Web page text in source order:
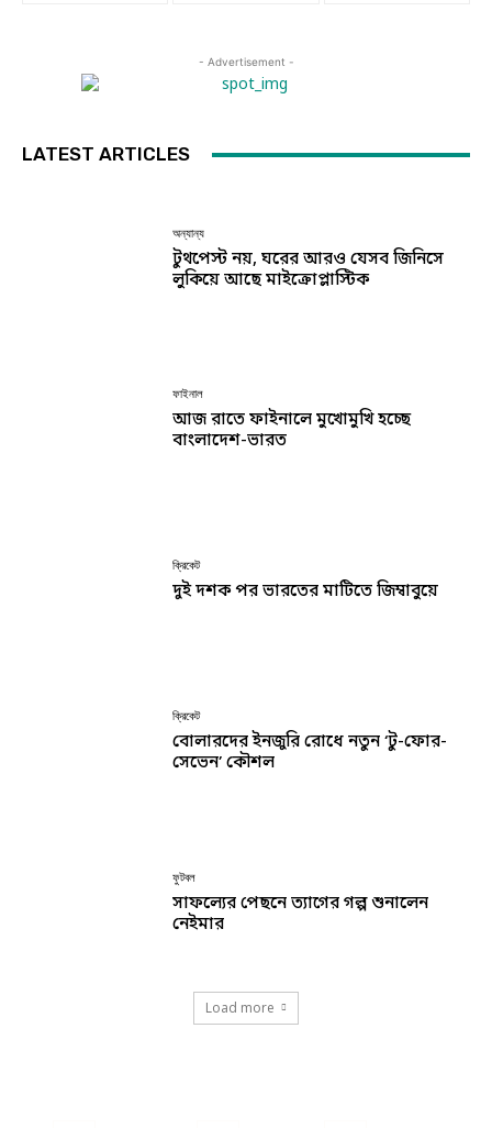
- Advertisement -
LATEST ARTICLES
অন্যান্য
টুথপেস্ট নয়, ঘরের আরও যেসব জিনিসে
লুকিয়ে আছে মাইক্রোপ্লাস্টিক
ফাইনাল
আজ রাতে ফাইনালে মুখোমুখি হচ্ছে
বাংলাদেশ-ভারত
ক্রিকেট
দুই দশক পর ভারতের মাটিতে জিম্বাবুয়ে
ক্রিকেট
বোলারদের ইনজুরি রোধে নতুন ‘টু-ফোর-
সেভেন’ কৌশল
ফুটবল
সাফল্যের পেছনে ত্যাগের গল্প শুনালেন
নেইমার
Load more